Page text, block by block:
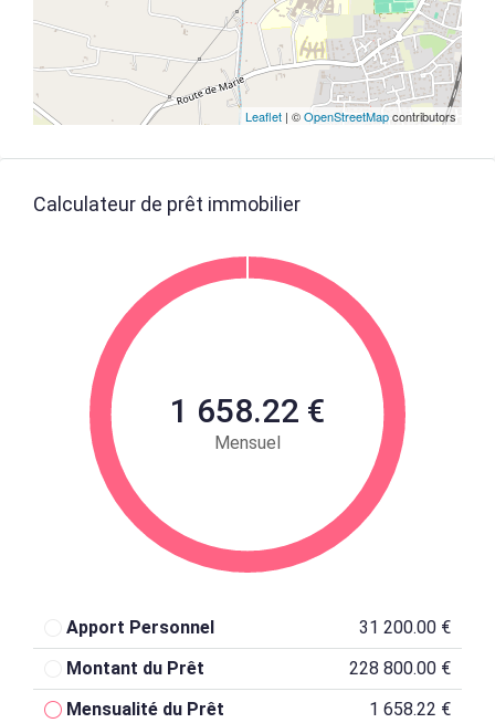
Leaflet | ©OpenStreetMapcontributors
Calculateur de prêt immobilier
1 658.22 €
Mensuel
Apport Personnel
31 200.00 €
Montant du Prêt
228 800.00 €
Mensualité du Prêt
1 658.22 €